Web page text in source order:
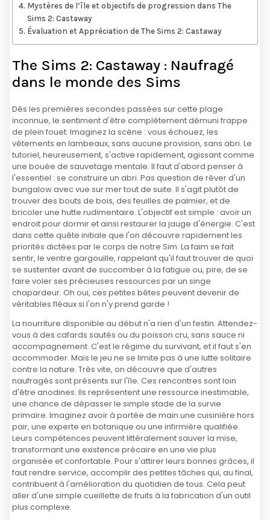
Mystères de l’île et objectifs de progression dans The
Sims 2: Castaway
Évaluation et Appréciation de The Sims 2: Castaway
The Sims 2: Castaway : Naufragé
dans le monde des Sims
Dès les premières secondes passées sur cette plage
inconnue, le sentiment d'être complètement démuni frappe
de plein fouet. Imaginez la scène : vous échouez, les
vêtements en lambeaux, sans aucune provision, sans abri. Le
tutoriel, heureusement, s'active rapidement, agissant comme
une bouée de sauvetage mentale. Il faut d'abord penser à
l'essentiel : se construire un abri. Pas question de rêver d'un
bungalow avec vue sur mer tout de suite. Il s'agit plutôt de
trouver des bouts de bois, des feuilles de palmier, et de
bricoler une hutte rudimentaire. L'objectif est simple : avoir un
endroit pour dormir et ainsi restaurer la jauge d'énergie. C'est
dans cette quête initiale que l'on découvre rapidement les
priorités dictées par le corps de notre Sim. La faim se fait
sentir, le ventre gargouille, rappelant qu'il faut trouver de quoi
se sustenter avant de succomber à la fatigue ou, pire, de se
faire voler ses précieuses ressources par un singe
chapardeur. Oh oui, ces petites bêtes peuvent devenir de
véritables fléaux si l'on n'y prend garde !
La nourriture disponible au début n'a rien d'un festin. Attendez-
vous à des cafards sautés ou du poisson cru, sans sauce ni
accompagnement. C'est le régime du survivant, et il faut s'en
accommoder. Mais le jeu ne se limite pas à une lutte solitaire
contre la nature. Très vite, on découvre que d'autres
naufragés sont présents sur l'île. Ces rencontres sont loin
d'être anodines. Ils représentent une ressource inestimable,
une chance de dépasser le simple stade de la survie
primaire. Imaginez avoir à portée de main une cuisinière hors
pair, une experte en botanique ou une infirmière qualifiée.
Leurs compétences peuvent littéralement sauver la mise,
transformant une existence précaire en une vie plus
organisée et confortable. Pour s'attirer leurs bonnes grâces, il
faut rendre service, accomplir des petites tâches qui, au final,
contribuent à l'amélioration du quotidien de tous. Cela peut
aller d'une simple cueillette de fruits à la fabrication d'un outil
plus complexe.